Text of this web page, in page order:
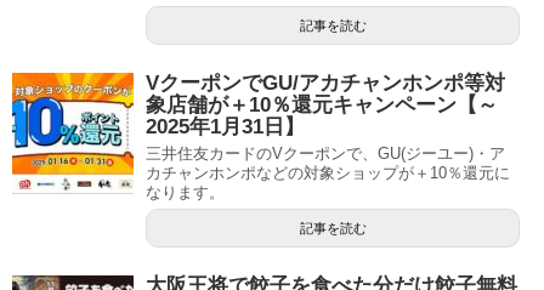
記事を読む
VクーポンでGU/アカチャンホンポ等対
象店舗が＋10％還元キャンペーン【～
2025年1月31日】
三井住友カードのVクーポンで、GU(ジーユー)・ア
カチャンホンポなどの対象ショップが＋10％還元に
なります。
記事を読む